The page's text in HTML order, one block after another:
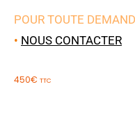
POUR TOUTE
• NOUS CONTACTER
450€ TTC